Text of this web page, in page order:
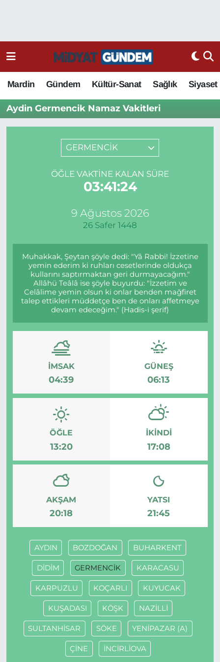
Mardin Gündem Kültür-Sanat Sağlık Siyaset
Aydin Germencik Namaz Vakitleri
GERMENCİK
ÖĞLE VAKTINE KALAN SÜRE
03:41:24
9 Ağustos 2026
26 Safer 1448
Muhakkak, Şeytan şöyle dedi: "Yâ Rabbi! İzzetine
yemin ederim ki ruhları cesetlerinde oldukça
kullarını saptırmaktan geri durmayacağım."
Allâhü Teâlâ ise şöyle buyurdu: "İzzetim ve
Celâlime yemin olsun ki onlar benden mağfiret
talep ettikleri müddetçe ben de onları affetmeye
devam edeceğim." (Hadis-i şerif)
İMSAK
04:39
GÜNEŞ
06:13
ÖĞLE
13:20
İKINDI
17:08
AKŞAM
20:18
YATSI
21:45
AYDIN BOZDOĞAN BUHARKENT
DİDİM GERMENCİK KARACASU
KARPUZLU KOÇARLI KUYUCAK
KUŞADASI KÖŞK NAZİLLİ
SULTANHİSAR SÖKE YENİPAZAR (A)
ÇİNE İNCİRLİOVA